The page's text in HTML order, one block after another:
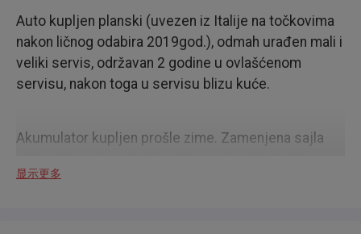
Auto kupljen planski (uvezen iz Italije na točkovima
nakon ličnog odabira 2019god.), odmah urađen mali i
veliki servis, održavan 2 godine u ovlašćenom
servisu, nakon toga u servisu blizu kuće.
Akumulator kupljen prošle zime. Zamenjena sajla
brava(stavljena nova), nov alnaser, reparirani su
显示更多